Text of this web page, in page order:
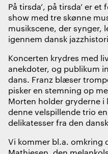
På tirsda’, på tirsda’ er
show med tre skønne
musikscene, der synger,
igennem dansk
Koncerten krydres med
anekdoter, og publikum
dans. Franz blæser
pisker en stemning op
Morten holder gryderne
denne velspillende trio
delikatesser fra den
Vi kommer bl.a. omkring